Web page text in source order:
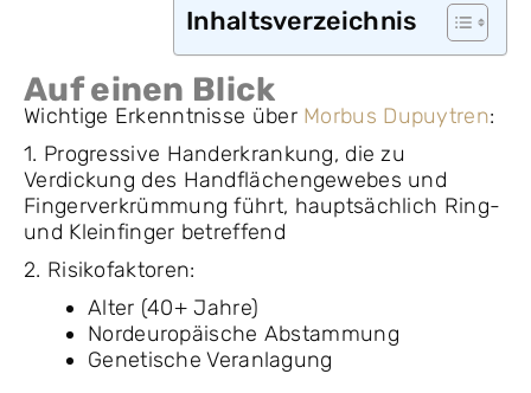
Inhaltsverzeichnis
Auf einen Blick
Wichtige Erkenntnisse über Morbus Dupuytren:
1. Progressive Handerkrankung, die zu
Verdickung des Handflächengewebes und
Fingerverkrümmung führt, hauptsächlich Ring-
und Kleinfinger betreffend
2. Risikofaktoren:
Alter (40+ Jahre)
Nordeuropäische Abstammung
Genetische Veranlagung